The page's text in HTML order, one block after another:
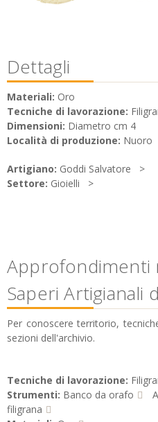
Dettagli
Materiali: Oro
Tecniche di lavorazione:
Dimensioni: Diametro cm 4
Località di produzione: Nuoro
Artigiano: Goddi Salvatore
Settore: Gioielli
Approfondimenti
Saperi Artigianali
Per conoscere territorio,
sezioni dell'archivio.
Tecniche di lavorazione:
Strumenti: Banco da orafo
filigrana